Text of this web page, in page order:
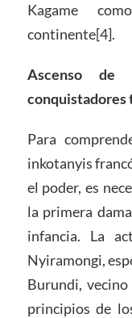
Kagame
continente[4].
Ascenso de
conquistadores
Para
inkotanyis
el poder, es
la primera
infancia. La
Nyiramongi,
Burundi,
principios de